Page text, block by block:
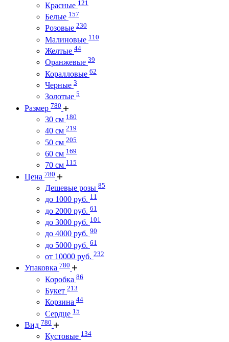
Красные 121
Белые 157
Розовые 230
Малиновые 110
Желтые 44
Оранжевые 39
Коралловые 62
Черные 3
Золотые 5
Размер 780
30 см 180
40 см 219
50 см 205
60 см 169
70 см 115
Цена 780
Дешевые розы 85
до 1000 руб. 11
до 2000 руб. 61
до 3000 руб. 101
до 4000 руб. 90
до 5000 руб. 61
от 10000 руб. 232
Упаковка 780
Коробка 86
Букет 213
Корзина 44
Сердце 15
Вид 780
Кустовые 134